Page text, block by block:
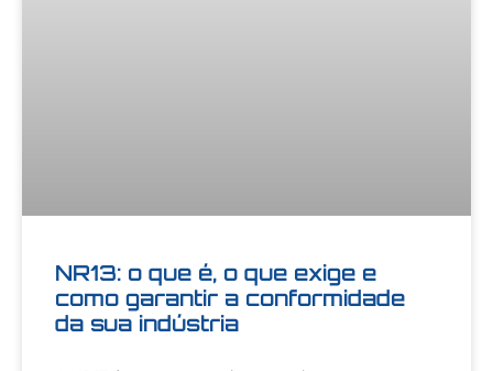
NR13: o que é, o que exige e
como garantir a conformidade
da sua indústria